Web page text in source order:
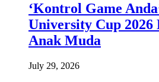
‘Kontrol Game
University Cup 2026
Anak Muda
July 29, 2026